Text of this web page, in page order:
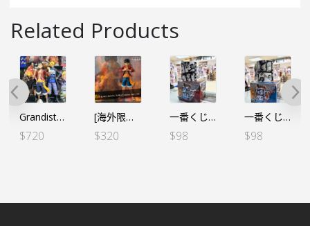
Related Products
Grandista 三兄弟 （路飛＋艾斯＋薩波 3盒SET)
$720
[海外限定] 一番賞 海賊王 兄弟の絆 路飛
$320
一番くじ ワンピース～熱き絆編～ G賞 杯-路飛
$98
一番くじ ワンピース～熱き絆編～ G賞 杯-薩波
$98